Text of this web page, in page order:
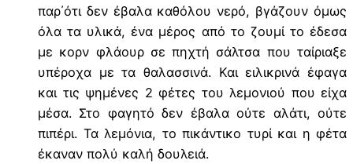
παρ΄ότι δεν έβαλα καθόλου νερό, βγάζουν όμως
όλα τα υλικά, ένα μέρος από το ζουμί το έδεσα
με κορν φλάουρ σε πηχτή σάλτσα που ταίριαξε
υπέροχα με τα θαλασσινά. Και ειλικρινά έφαγα
και τις ψημένες 2 φέτες του λεμονιού που είχα
μέσα. Στο φαγητό δεν έβαλα ούτε αλάτι, ούτε
πιπέρι. Τα λεμόνια, το πικάντικο τυρί και η φέτα
έκαναν πολύ καλή δουλειά.